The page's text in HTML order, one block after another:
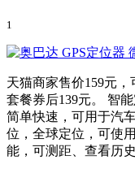
1
天猫商家售价159元
套餐券后139元。 智
简单快速，可用于汽
位，全球定位，可使
能，可测距、查看历